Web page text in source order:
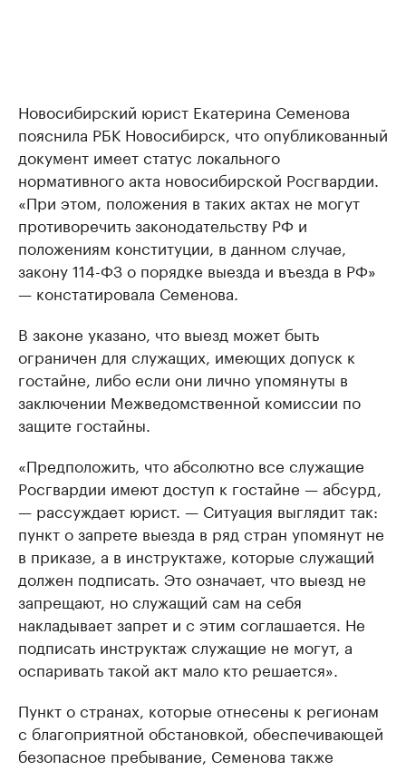
Новосибирский юрист Екатерина Семенова
пояснила РБК Новосибирск, что опубликованный
документ имеет статус локального
нормативного акта новосибирской Росгвардии.
«При этом, положения в таких актах не могут
противоречить законодательству РФ и
положениям конституции, в данном случае,
закону 114-ФЗ о порядке выезда и въезда в РФ»
— констатировала Семенова.
В законе указано, что выезд может быть
ограничен для служащих, имеющих допуск к
гостайне, либо если они лично упомянуты в
заключении Межведомственной комиссии по
защите гостайны.
«Предположить, что абсолютно все служащие
Росгвардии имеют доступ к гостайне — абсурд,
— рассуждает юрист. — Ситуация выглядит так:
пункт о запрете выезда в ряд стран упомянут не
в приказе, а в инструктаже, которые служащий
должен подписать. Это означает, что выезд не
запрещают, но служащий сам на себя
накладывает запрет и с этим соглашается. Не
подписать инструктаж служащие не могут, а
оспаривать такой акт мало кто решается».
Пункт о странах, которые отнесены к регионам
с благоприятной обстановкой, обеспечивающей
безопасное пребывание, Семенова также